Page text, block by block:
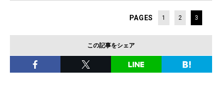
PAGES 1 2 3
この記事をシェア